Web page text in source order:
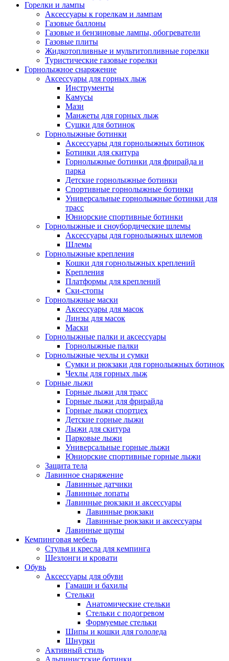
Горелки и лампы
Аксессуары к горелкам и лампам
Газовые баллоны
Газовые и бензиновые лампы, обогреватели
Газовые плиты
Жидкотопливные и мультитопливные горелки
Туристические газовые горелки
Горнолыжное снаряжение
Аксессуары для горных лыж
Инструменты
Камусы
Мази
Манжеты для горных лыж
Сушки для ботинок
Горнолыжные ботинки
Аксессуары для горнолыжных ботинок
Ботинки для скитура
Горнолыжные ботинки для фрирайда и
парка
Детские горнолыжные ботинки
Спортивные горнолыжные ботинки
Универсальные горнолыжные ботинки для
трасс
Юниорские спортивные ботинки
Горнолыжные и сноубордические шлемы
Аксессуары для горнолыжных шлемов
Шлемы
Горнолыжные крепления
Кошки для горнолыжных креплений
Крепления
Платформы для креплений
Ски-стопы
Горнолыжные маски
Аксессуары для масок
Линзы для масок
Маски
Горнолыжные палки и аксессуары
Горнолыжные палки
Горнолыжные чехлы и сумки
Сумки и рюкзаки для горнолыжных ботинок
Чехлы для горных лыж
Горные лыжи
Горные лыжи для трасс
Горные лыжи для фрирайда
Горные лыжи спортцех
Детские горные лыжи
Лыжи для скитура
Парковые лыжи
Универсальные горные лыжи
Юниорские спортивные горные лыжи
Защита тела
Лавинное снаряжение
Лавинные датчики
Лавинные лопаты
Лавинные рюкзаки и аксессуары
Лавинные рюкзаки
Лавинные рюкзаки и аксессуары
Лавинные щупы
Кемпинговая мебель
Стулья и кресла для кемпинга
Шезлонги и кровати
Обувь
Аксессуары для обуви
Гамаши и бахилы
Стельки
Анатомические стельки
Стельки с подогревом
Формуемые стельки
Шипы и кошки для гололеда
Шнурки
Активный стиль
Альпинистские ботинки